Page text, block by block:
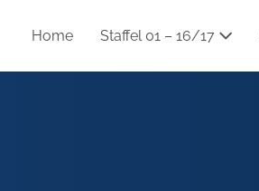
Home Staffel 01 – 16/17